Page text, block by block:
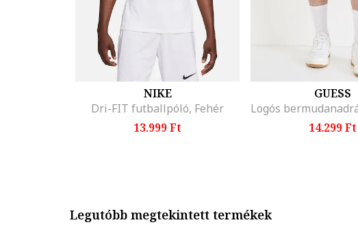
NIKE
Dri-FIT futballpóló, Fehér
13.999 Ft
GUESS
14.299 Ft
Legutóbb megtekintett termékek